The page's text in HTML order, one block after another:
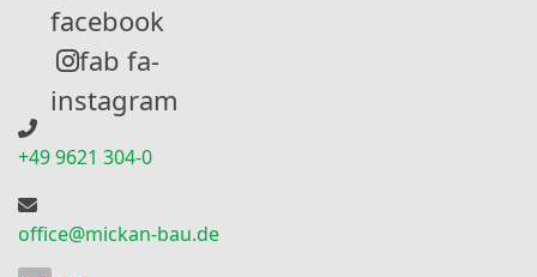
facebook
fab fa-
instagram
+49 9621 304-0
office@mickan-bau.de